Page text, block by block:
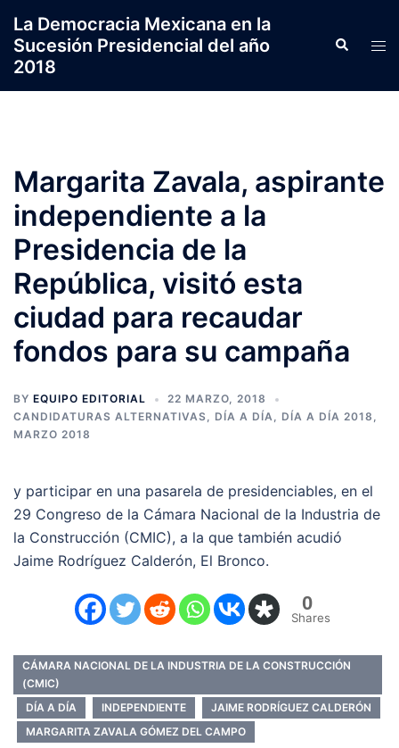
contenido
La Democracia Mexicana en la
Sucesión Presidencial del año
2018
Search
Margarita Zavala, aspirante
independiente a la
Presidencia de la
República, visitó esta
ciudad para recaudar
fondos para su campaña
BY EQUIPO EDITORIAL
22 MARZO, 2018
CANDIDATURAS ALTERNATIVAS, DÍA A DÍA, DÍA A DÍA 2018 ,
MARZO 2018
y participar en una pasarela de presidenciables, en el
29 Congreso de la Cámara Nacional de la Industria de
la Construcción (CMIC), a la que también acudió
Jaime Rodríguez Calderón, El Bronco.
0
Shares
CÁMARA NACIONAL DE LA INDUSTRIA DE LA CONSTRUCCIÓN
(CMIC)
DÍA A DÍA
INDEPENDIENTE
JAIME RODRÍGUEZ CALDERÓN
MARGARITA ZAVALA GÓMEZ DEL CAMPO